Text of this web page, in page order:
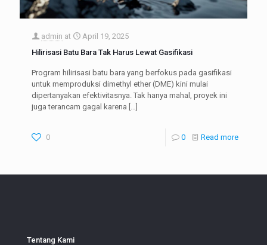
admin at
April 19, 2025
Hilirisasi Batu Bara Tak Harus Lewat Gasifikasi
Program hilirisasi batu bara yang berfokus pada gasifikasi
untuk memproduksi dimethyl ether (DME) kini mulai
dipertanyakan efektivitasnya. Tak hanya mahal, proyek ini
juga terancam gagal karena […]
0 0 Read more
Tentang Kami